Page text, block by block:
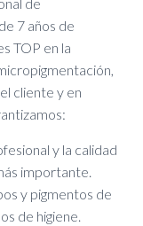
7 años de
TOP en la
cliente y en
y la calidad
importante.
y pigmentos de
de higiene.